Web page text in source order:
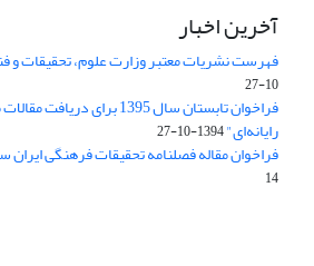
آخرین اخبار
فهرست نشریات معتبر وزارت علوم، تحقیقات و
10-27
فراخوان تابستان سال 1395 برای
رایانه‌ای"1394-10-27
فراخوان مقاله فصلنامه تحقیقات فرهنگی ایران سال 1394 و
14